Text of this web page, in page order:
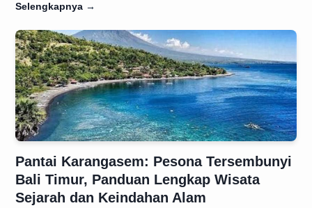
Selengkapnya →
Pantai Karangasem: Pesona Tersembunyi
Bali Timur, Panduan Lengkap Wisata
Sejarah dan Keindahan Alam